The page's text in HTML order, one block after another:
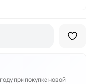
при покупке новой